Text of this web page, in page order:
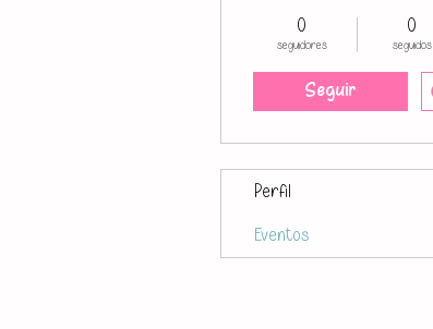
0
seguidores
0
seguidos
Seguir
Perfil
Eventos